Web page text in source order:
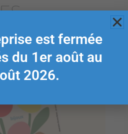
est fermée
du 1er août au
2026.